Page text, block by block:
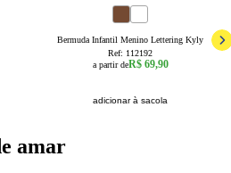
Bermuda Infantil Menino Lettering Kyly
Ref: 112192
a partir deR$ 69,90
adicionar à sacola
amar